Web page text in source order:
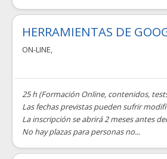
HERRAMIENTAS DE
ON-LINE,
25 h (Formación Online, contenidos,
Las fechas previstas pueden sufrir
La inscripción se abrirá 2 meses antes
No hay plazas para personas no...